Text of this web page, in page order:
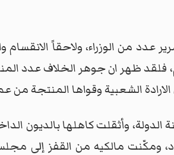
من الوزراء، ولاحقاً الانقسام
ظهر ان جوهر الخلاف عدد
الشعبية وقواها المنتجة من
وأثقلت كاهلها بالديون
مالكيه من القفز إلى مجلس